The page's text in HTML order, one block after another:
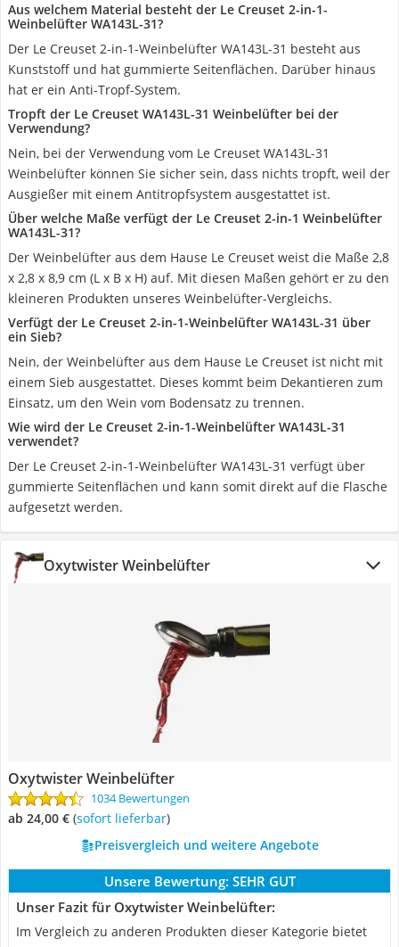
Aus welchem Material besteht der Le Creuset 2-in-1-
Weinbelüfter WA143L-31?
Der Le Creuset 2-in-1-Weinbelüfter WA143L-31 besteht aus
Kunststoff und hat gummierte Seitenflächen. Darüber hinaus
hat er ein Anti-Tropf-System.
Tropft der Le Creuset WA143L-31 Weinbelüfter bei der
Verwendung?
Nein, bei der Verwendung vom Le Creuset WA143L-31
Weinbelüfter können Sie sicher sein, dass nichts tropft, weil der
Ausgießer mit einem Antitropfsystem ausgestattet ist.
Über welche Maße verfügt der Le Creuset 2-in-1 Weinbelüfter
WA143L-31?
Der Weinbelüfter aus dem Hause Le Creuset weist die Maße 2,8
x 2,8 x 8,9 cm (L x B x H) auf. Mit diesen Maßen gehört er zu den
kleineren Produkten unseres Weinbelüfter-Vergleichs.
Verfügt der Le Creuset 2-in-1-Weinbelüfter WA143L-31 über
ein Sieb?
Nein, der Weinbelüfter aus dem Hause Le Creuset ist nicht mit
einem Sieb ausgestattet. Dieses kommt beim Dekantieren zum
Einsatz, um den Wein vom Bodensatz zu trennen.
Wie wird der Le Creuset 2-in-1-Weinbelüfter WA143L-31
verwendet?
Der Le Creuset 2-in-1-Weinbelüfter WA143L-31 verfügt über
gummierte Seitenflächen und kann somit direkt auf die Flasche
aufgesetzt werden.
Oxytwister Weinbelüfter
Oxytwister Weinbelüfter
1034 Bewertungen
ab 24,00 € ( Sofort lieferbar)
Preisvergleich und weitere Angebote
Unsere Bewertung: SEHR GUT
Unser Fazit für Oxytwister Weinbelüfter:
Im Vergleich zu anderen Produkten dieser Kategorie bietet